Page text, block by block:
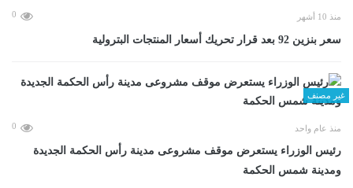
منذ 10 أشهر 0
سعر بنزين 92 بعد قرار تحريك أسعار المنتجات البترولية
غير مصنف
منذ عام واحد 0
رئيس الوزراء يستعرض موقف مشروعى مدينة رأس الحكمة الجديدة
ومدينة شمس الحكمة